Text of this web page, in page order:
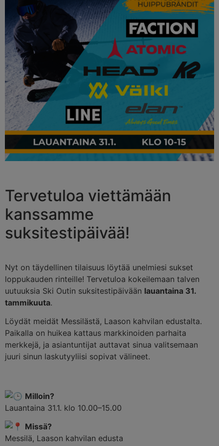
Tervetuloa viettämään
kanssamme
suksitestipäivää!
Nyt on täydellinen tilaisuus löytää unelmiesi sukset
loppukauden rinteille! Tervetuloa kokeilemaan talven
uutuuksia Ski Outin suksitestipäivään lauantaina 31.
tammikuuta.
Löydät meidät Messilästä, Laason kahvilan edustalta.
Paikalla on huikea kattaus markkinoiden parhaita
merkkejä, ja asiantuntijat auttavat sinua valitsemaan
juuri sinun laskutyyliisi sopivat välineet.
Milloin?
Lauantaina 31.1. klo 10.00–15.00
Missä?
Messilä, Laason kahvilan edusta